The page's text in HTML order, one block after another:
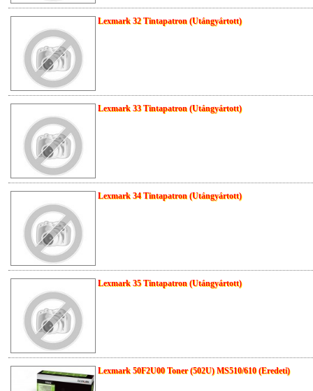
Lexmark 32 Tintapatron (Utángyártott)
Lexmark 33 Tintapatron (Utángyártott)
Lexmark 34 Tintapatron (Utángyártott)
Lexmark 35 Tintapatron (Utángyártott)
Lexmark 50F2U00 Toner (502U) MS510/610 (Eredeti)